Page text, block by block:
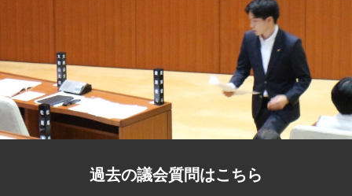
過去の議会質問はこちら